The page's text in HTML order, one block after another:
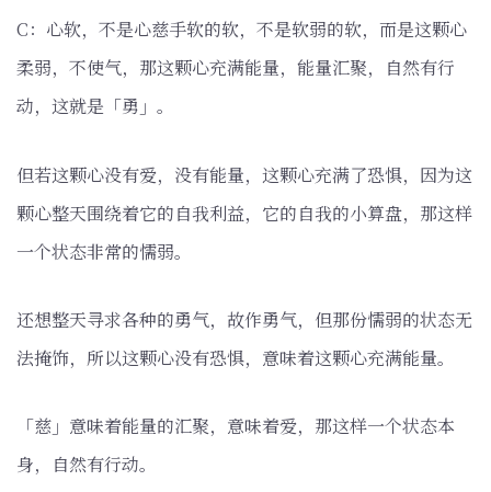
C：心软，不是心慈手软的软，不是软弱的软，而是这颗心
柔弱，不使气，那这颗心充满能量，能量汇聚，自然有行
动，这就是「勇」。
但若这颗心没有爱，没有能量，这颗心充满了恐惧，因为这
颗心整天围绕着它的自我利益，它的自我的小算盘，那这样
一个状态非常的懦弱。
还想整天寻求各种的勇气，故作勇气，但那份懦弱的状态无
法掩饰，所以这颗心没有恐惧，意味着这颗心充满能量。
「慈」意味着能量的汇聚，意味着爱，那这样一个状态本
身，自然有行动。